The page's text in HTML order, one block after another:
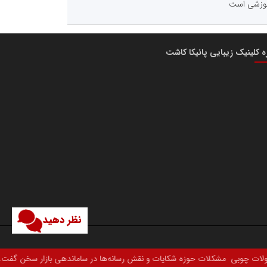
نظر دهید
است
کلینیک زیبایی پانیکا کاشت
و نقش رسانه‌ها در ساماندهی بازار سخن گفت.